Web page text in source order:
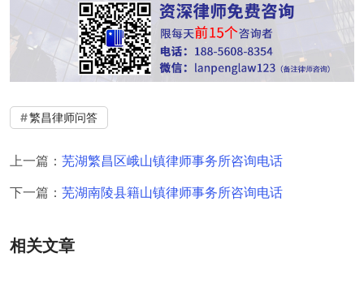
繁昌律师问答
上一篇： 芜湖繁昌区峨山镇律师事务所咨询电话
下一篇： 芜湖南陵县籍山镇律师事务所咨询电话
相关文章